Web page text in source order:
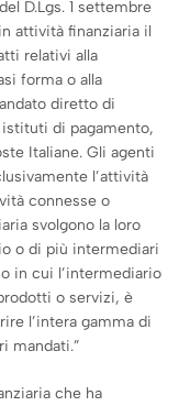
D.Lgs. 1 settembre
attività finanziaria il
relativi alla
forma o alla
diretto di
di pagamento,
Italiane. Gli agenti
l’attività
connesse o
svolgono la loro
o di più intermediari
in cui l’intermediario
o servizi, è
l’intera gamma di
mandati.”
che ha